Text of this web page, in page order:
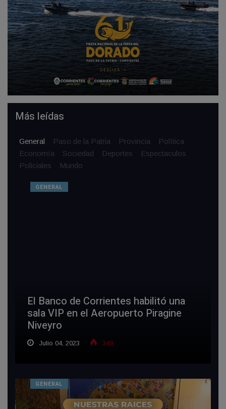
Más leídas
General Paso de la Patria Provincia
Política
Economía
Sociedad Deportes
Espectaculos
Policiales
Mundo
GENERAL
El Banco de Corrientes habilitó una
sala VIP en el Aeropuerto Piragine
Niveyro
Julio 04, 2023 349
GENERAL